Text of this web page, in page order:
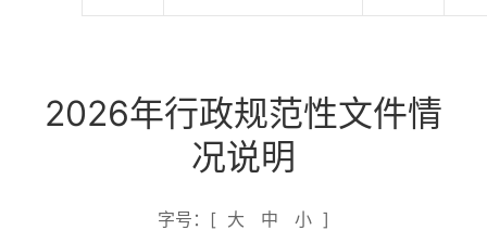
2026年行政规范性文件情
况说明
字号：[ 大 中 小 ]